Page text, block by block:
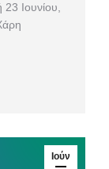
Ιουνίου,
Ιούν